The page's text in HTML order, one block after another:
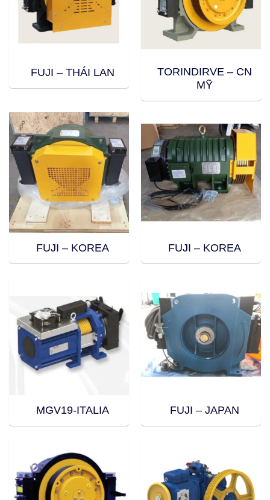
FUJI – THÁI LAN
TORINDIRVE – CN
MỸ
FUJI – KOREA FUJI – KOREA
MGV19-ITALIA FUJI – JAPAN